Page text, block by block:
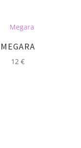
MEGARA
12€